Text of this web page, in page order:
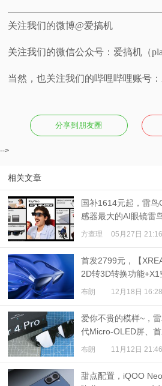
关注我们的微博@爱搞机
关注我们的微信公众号：爱搞机（
当然，也关注我们的哔哩哔哩账号
分享到朋友圈
-->
相关文章
国补1614元起，雷
感器最大的AI眼镜雷
方查理 05月27日 21:16
首发2799元，【
2D转3D转换功能
布朗 12月18日 16:28
爱你不贵的模样~，
代Micro-OLED屏、
扬声器
布朗 11月12日 21:46
甜点配置，iQOO